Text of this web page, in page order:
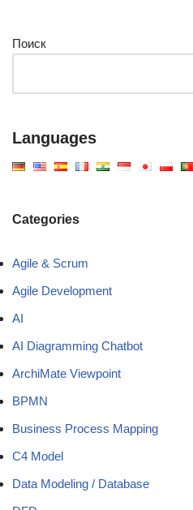
Поиск
Languages
Categories
Agile & Scrum
Agile Development
AI
AI Diagramming Chatbot
ArchiMate Viewpoint
BPMN
Business Process Mapping
C4 Model
Data Modeling / Database